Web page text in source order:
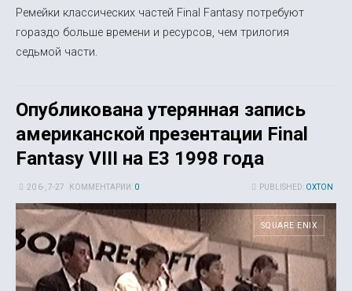
Ремейки классических частей Final Fantasy потребуют
гораздо больше времени и ресурсов, чем трилогия
седьмой части.
Опубликована утерянная запись
американской презентации Final
Fantasy VIII на E3 1998 года
PUBLISHED: OXTON
20 6-, 7-27 КОММЕНТАРИИ: 0
SQUARE ENIX